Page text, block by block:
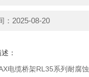
：2025-08-20
：
电缆桥架RL35系列耐腐蚀